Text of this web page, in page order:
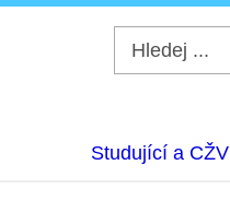
Studující a CŽV